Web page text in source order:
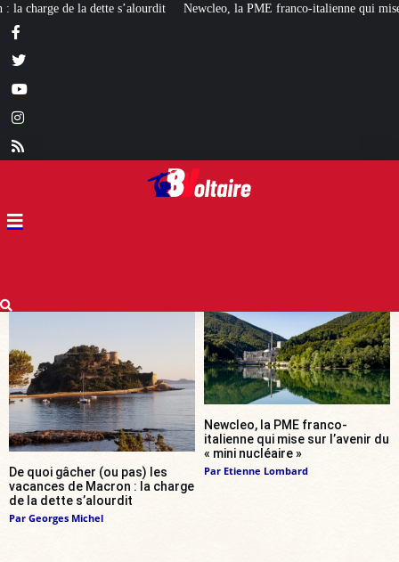
Newcleo, la PME franco-italienne qui mise sur l’avenir du « mini nucléaire
De quoi gâcher (ou pas) les
vacances de Macron : la charge
de la dette s’alourdit
Par Georges Michel
Newcleo, la PME franco-
italienne qui mise sur l’avenir du
« mini nucléaire »
Par Etienne Lombard